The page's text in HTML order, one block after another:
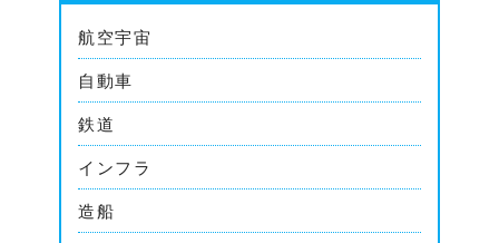
航空宇宙
自動車
鉄道
インフラ
造船